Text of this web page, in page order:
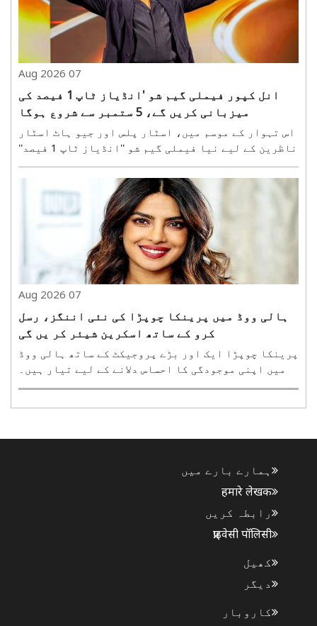
07 Aug 2026
انل کپور فیملی گیم شو 'انڈیاز ٹاپ 1 فیصد کی
میزبانی کریں گے، 5 ستمبر سے شروع ہوگا
اس تہوار کے موسم میں، اسٹار پلس اور جیو ہاٹ اسٹار
ناظرین کے لیے نیا فیملی گیم شو ''انڈیاز ٹاپ 1 فیصد''
لا رہے ہیں۔ بین الاقوامی سطح پر مقبول فارمیٹ ''دی 1
فیصد کلب'' پر مبنی یہ شو 5 ستمبر کو ہندوستان میں
پریمیئر ہوگا۔ یہ فارمیٹ، جو ہالینڈ، جر..
07 Aug 2026
ہالی ووڈ میں پرینکا چوپڑا کی نئی اننگز، رسل
کرو کے ساتھ اسکرین شیئر کر یں گی
پرینکا چوپڑا ایک اور بڑے پروجیکٹ کے ساتھ ہالی ووڈ
میں اپنی موجودگی کا احساس دلانے کے لیے تیار ہیں۔
آسکر ایوارڈ یافتہ اداکار رسل کرو اور پرینکا پہلی
ہمارے بارے میں
हमारे लेखक
رابطہ کریں
प्राइवेसी पॉलिसी
کھیل
دیگر
کاروبار